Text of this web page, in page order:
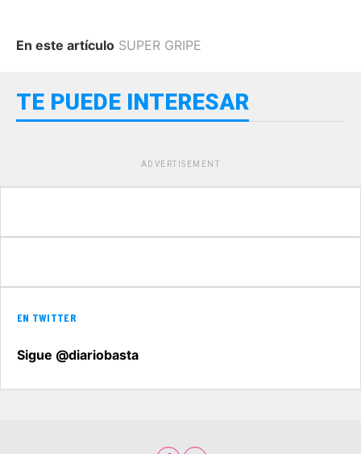
En este artículo SUPER GRIPE
TE PUEDE INTERESAR
ADVERTISEMENT
EN TWITTER
Sigue @diariobasta